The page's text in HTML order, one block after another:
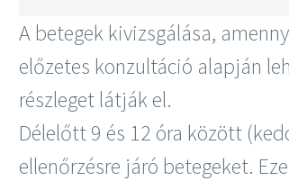
A betegek kivizsgálása,
előzetes konzultáció alapján
részleget látják el.
Délelőtt 9 és 12 óra között
ellenőrzésre járó betegeket.